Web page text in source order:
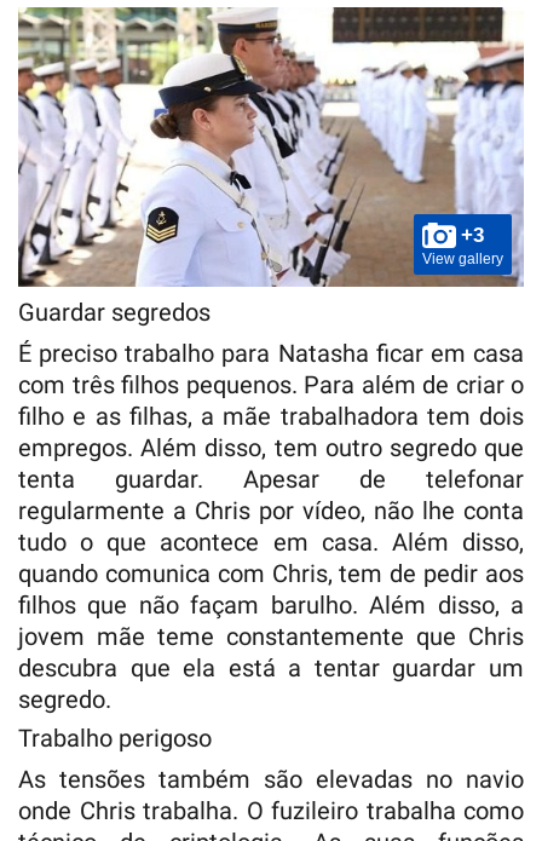
+3
View gallery
Guardar segredos
É preciso trabalho para Natasha ficar em casa
com três filhos pequenos. Para além de criar o
filho e as filhas, a mãe trabalhadora tem dois
empregos. Além disso, tem outro segredo que
tenta guardar. Apesar de telefonar
regularmente a Chris por vídeo, não lhe conta
tudo o que acontece em casa. Além disso,
quando comunica com Chris, tem de pedir aos
filhos que não façam barulho. Além disso, a
jovem mãe teme constantemente que Chris
descubra que ela está a tentar guardar um
segredo.
Trabalho perigoso
As tensões também são elevadas no navio
onde Chris trabalha. O fuzileiro trabalha como